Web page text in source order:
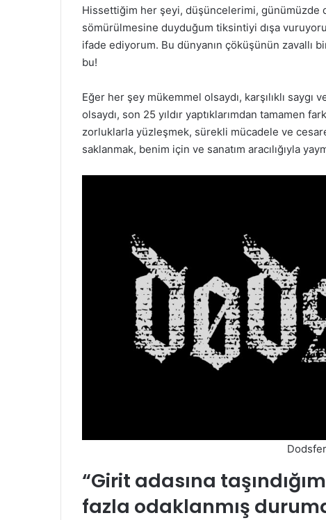
Hissettiğim her şeyi, düşüncelerimi, günümüzde
sömürülmesine duyduğum tiksintiyi dışa
ifade ediyorum. Bu dünyanın çöküşünün zavallı
bu!
Eğer her şey mükemmel olsaydı, karşılıklı
olsaydı, son 25 yıldır yaptıklarımdan tamamen
zorluklarla yüzleşmek, sürekli mücadele ve
saklanmak, benim için ve sanatım aracılığıyla
“Girit adasına
fazla odaklanmış